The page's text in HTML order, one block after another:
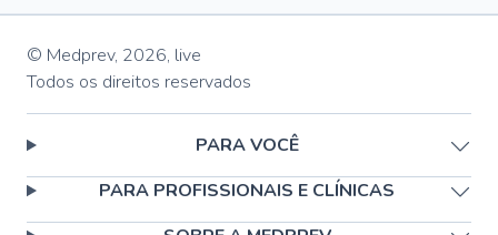
© Medprev, 2026, live
Todos os direitos reservados
PARA VOCÊ
PARA PROFISSIONAIS E CLÍNICAS